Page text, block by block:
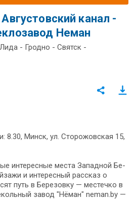
канал -
Неман
- Гродно - Святск -
8.30, Минск, ул. Сторожовская 15,
ин­те­рес­ные ме­ста За­пад­ной Бе­
и ин­те­рес­ный рас­сказ о
путь в Березовку — ме­стеч­ко в
за­вод "Нёман" neman.by —